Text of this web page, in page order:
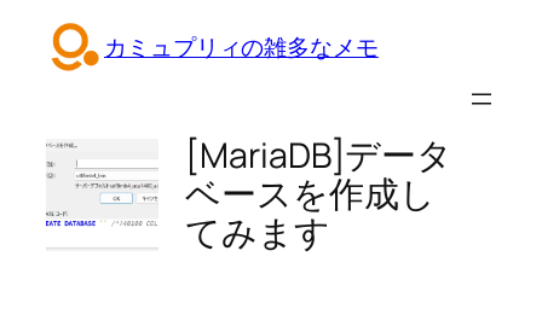
カミュプリィの雑多なメモ
[MariaDB]データ
ベースを作成し
てみます